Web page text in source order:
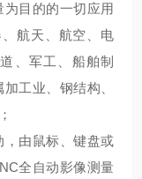
目的的一切应用
航天、航空、电
、军工、船舶制
工业、钢结构、
由鼠标、键盘或
全自动影像测量